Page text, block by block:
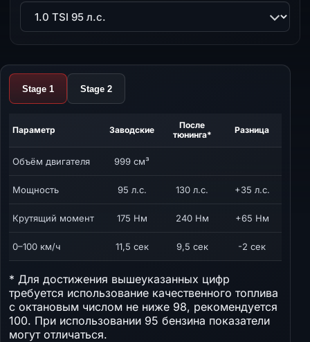
Двигатель
Stage 1 Stage 2
Параметр Заводские
После
тюнинга*
Разница
Объём двигателя 999 см³
Мощность 95 л.с. 130 л.с. +35 л.с.
Крутящий момент 175 Нм 240 Нм +65 Нм
0–100 км/ч 11,5 сек 9,5 сек -2 сек
* Для достижения вышеуказанных цифр
требуется использование качественного топлива
с октановым числом не ниже 98, рекомендуется
100. При использовании 95 бензина показатели
могут отличаться.